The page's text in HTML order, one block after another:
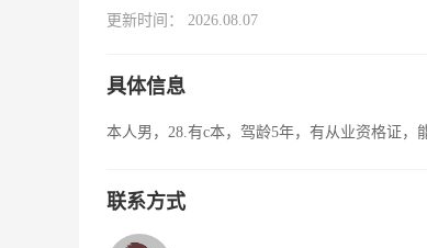
更新时间： 2026.08.07
具体信息
本人男，28.有c本，驾龄5年，有从业资格证
联系方式